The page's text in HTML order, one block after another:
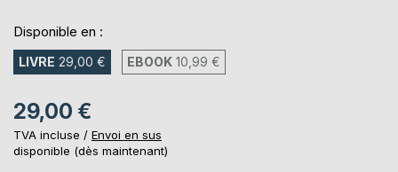
Disponible en :
LIVRE 29,00 € EBOOK 10,99 €
29,00 €
TVA incluse / Envoi en sus
disponible (dès maintenant)